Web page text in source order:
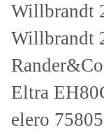
Willbrandt
Willbrandt
Eltra
elero